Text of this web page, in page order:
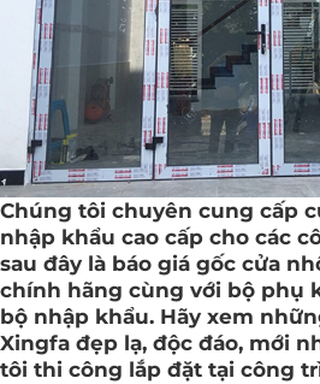
Chúng tôi chuyên cung cấp
nhập khẩu cao cấp cho các
sau đây là báo giá gốc cửa
chính hãng cùng với bộ phụ
bộ nhập khẩu. Hãy xem
Xingfa đẹp lạ, độc đáo, mới
tôi thi công lắp đặt tại công